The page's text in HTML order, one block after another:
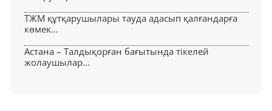
ТЖМ құтқарушылары тауда адасып қалғандарға
көмек...
Астана – Талдықорған бағытында тікелей
жолаушылар...